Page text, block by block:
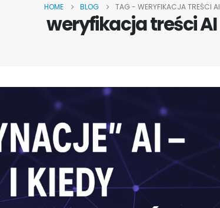
HOME BLOG TAG - WERYFIKACJA TREŚCI AI
weryfikacja treści AI